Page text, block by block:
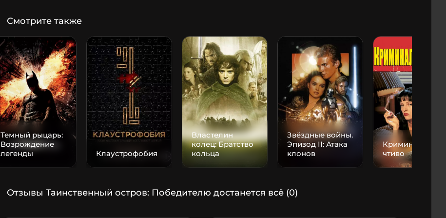
Смотрите также
Темный рыцарь:
Возрождение
легенды
Клаустрофобия
Властелин
колец: Братство
кольца
Звёздные войны.
Эпизод II: Атака
клонов
Криминальное
чтиво
Отзывы Таинственный остров: Победителю достанется всё (0)